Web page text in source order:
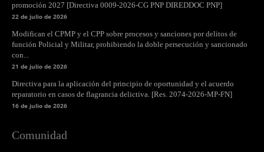
promoción 2027 [Directiva 0009-2026-CG PNP DIREDDOC PNP]
22 de julio de 2026
Modifican el CPMP y el CPP sobre procesos y sanciones por delitos de
función Policial y Militar, prohibiendo la doble persecución y sancionado
con...
21 de julio de 2026
Directiva para la aplicación del principio de oportunidad y el acuerdo
reparatorio en casos de flagrancia delictiva. [Res. 2074-2026-MP-FN]
16 de julio de 2026
Comunidad